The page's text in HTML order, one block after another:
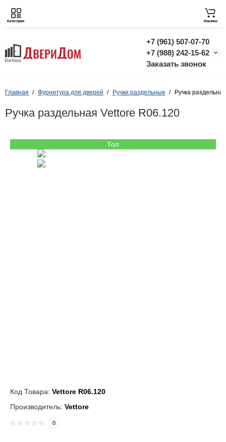
+7 (961) 507-07-70
+7 (988) 242-15-62
Заказать звонок
Категории Корзина
Главная Фурнитура для дверей Ручки раздельные Ручка
Ручка раздельная Vettore R06.120
Топ
Код Товара: Vettore R06.120
Производитель: Vettore
0